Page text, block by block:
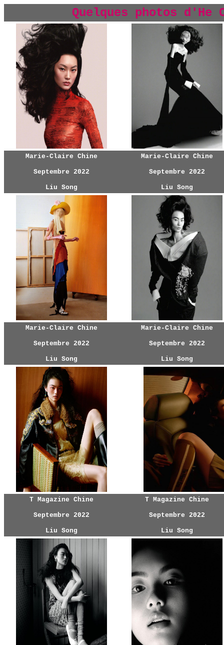
Quelques photos d'He
Marie-Claire Chine
Septembre 2022
Liu Song
Marie-Claire Chine
Septembre 2022
Liu Song
Marie-Claire Chine
Septembre 2022
Liu Song
Marie-Claire Chine
Septembre 2022
Liu Song
T Magazine Chine
Septembre 2022
Liu Song
T Magazine Chine
Septembre 2022
Liu Song